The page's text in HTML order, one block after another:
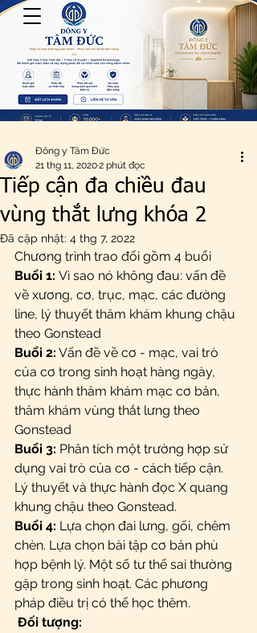
Tiếp cận đa chiều đau
vùng thắt lưng khóa 2
Đông y Tâm Đức
21 thg 11, 20202 phút đọc
Đã cập nhật: 4 thg 7, 2022
Chương trình trao đổi gồm 4 buổi
Buổi 1: Vì sao nó không đau: vấn đề
về xương, cơ, trục, mạc, các đường
line, lý thuyết thăm khám khung chậu
theo Gonstead
Buổi 2: Vấn đề về cơ - mạc, vai trò
của cơ trong sinh hoạt hàng ngày,
thực hành thăm khám mạc cơ bản,
thăm khám vùng thắt lưng theo
Gonstead
Buổi 3: Phân tích một trường hợp sử
dụng vai trò của cơ - cách tiếp cận.
Lý thuyết và thực hành đọc X quang
khung chậu theo Gonstead.
Buổi 4: Lựa chọn đai lưng, gối, chêm
chèn. Lựa chọn bài tập cơ bản phù
hợp bệnh lý. Một số tư thế sai thường
gặp trong sinh hoạt. Các phương
pháp điều trị có thể học thêm.
Đối tượng: